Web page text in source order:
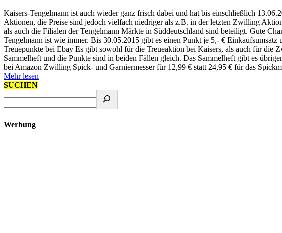
Kaisers-Tengelmann ist auch wieder ganz frisch dabei und hat bis einschließlich
Aktionen, die Preise sind jedoch vielfach niedriger als z.B. in der letzten Zwilling
als auch die Filialen der Tengelmann Märkte in Süddeutschland sind beteiligt. Gute
Tengelmann ist wie immer. Bis 30.05.2015 gibt es einen Punkt je 5,- €
Treuepunkte bei Ebay Es gibt sowohl für die Treueaktion bei Kaisers, als auch für die
Sammelheft und die Punkte sind in beiden Fällen gleich. Das Sammelheft gibt es
bei Amazon Zwilling Spick- und Garniermesser für 12,99 € statt 24,95 € für das
Mehr lesen
SUCHEN
Werbung